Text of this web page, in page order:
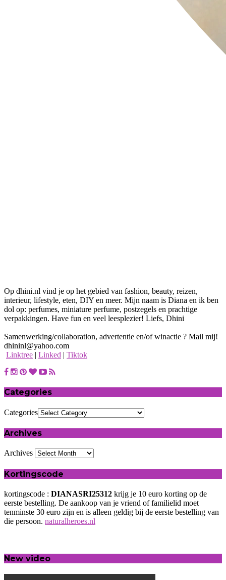
Op dhini.nl vind je op het gebied van fashion, beauty, reizen,
interieur, lifestyle, eten, DIY en meer. Mijn naam is Diana en ik ben
dol op: perfumes, miniature perfume, postzegels en prachtige
verpakkingen. Have fun en veel leesplezier! Liefs, Dhini
Samenwerking/collaboration, advertentie en/of winactie ? Mail mij!
dhininl@yahoo.com
Linktree | Linked | Tiktok
Categories
Categories
Archives
Archives
Kortingscode
kortingscode : DIANASRI25312 krijg je 10 euro korting op de
eerste bestelling. De aankoop van je vriend of familielid moet
tenminste 30 euro zijn en is alleen geldig bij de eerste bestelling van
die persoon. naturalheroes.nl
New video